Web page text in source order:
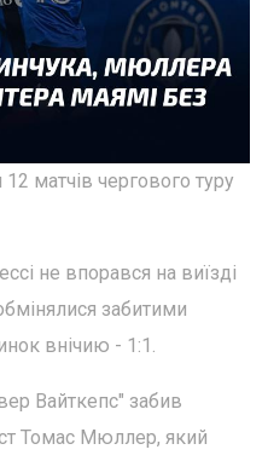
матчів чергового туру
не впорався на виїзді
забитими
внічию - 1:1.
Вайткепс" забив
Томас Мюллер, який